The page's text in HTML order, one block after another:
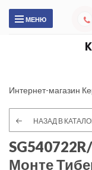
МЕНЮ
Интернет-магазин
НАЗАД В
Монте